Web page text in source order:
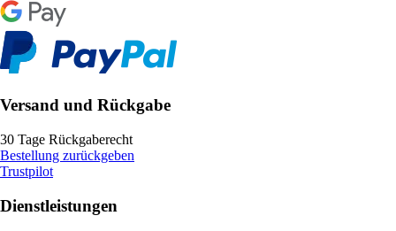
Versand und Rückgabe
30 Tage Rückgaberecht
Bestellung zurückgeben
Trustpilot
Dienstleistungen